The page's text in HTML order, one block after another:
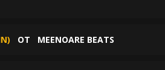
ОТ MEENOARE BEATS